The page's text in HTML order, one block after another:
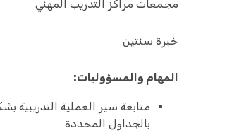
مجمعات مراكز التدريب المهني
خبرة سنتين
المهام والمسؤوليات:
متابعة سير العملية التدريبية
بالجداول المحددة